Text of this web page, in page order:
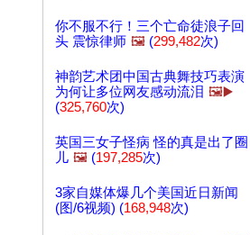
你不服不行！三个亡命徒浪子回
头 震惊律师 🖼️ (299,482次)
神韵艺术团中国古典舞技巧表演
为何让多位网友感动流泪 🖼️▶️
(325,760次)
英国三女子怪病 怪的真是出了圈
儿 🖼️ (197,285次)
3家自媒体爆几个美国近日新闻
(图/6视频) (168,948次)